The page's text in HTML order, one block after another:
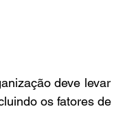
deve
os fatores